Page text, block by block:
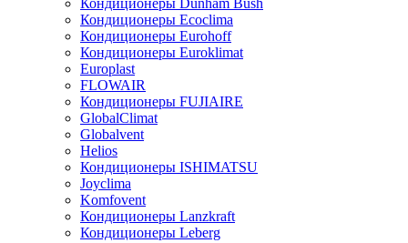
Кондиционеры Dunham Bush
Кондиционеры Ecoclima
Кондиционеры Eurohoff
Кондиционеры Euroklimat
Europlast
FLOWAIR
Кондиционеры FUJIAIRE
GlobalClimat
Globalvent
Helios
Кондиционеры ISHIMATSU
Joyclima
Komfovent
Кондиционеры Lanzkraft
Кондиционеры Leberg